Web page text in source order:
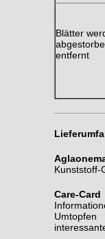
Blätter
entfernt
Kunststoff-
Care-Card